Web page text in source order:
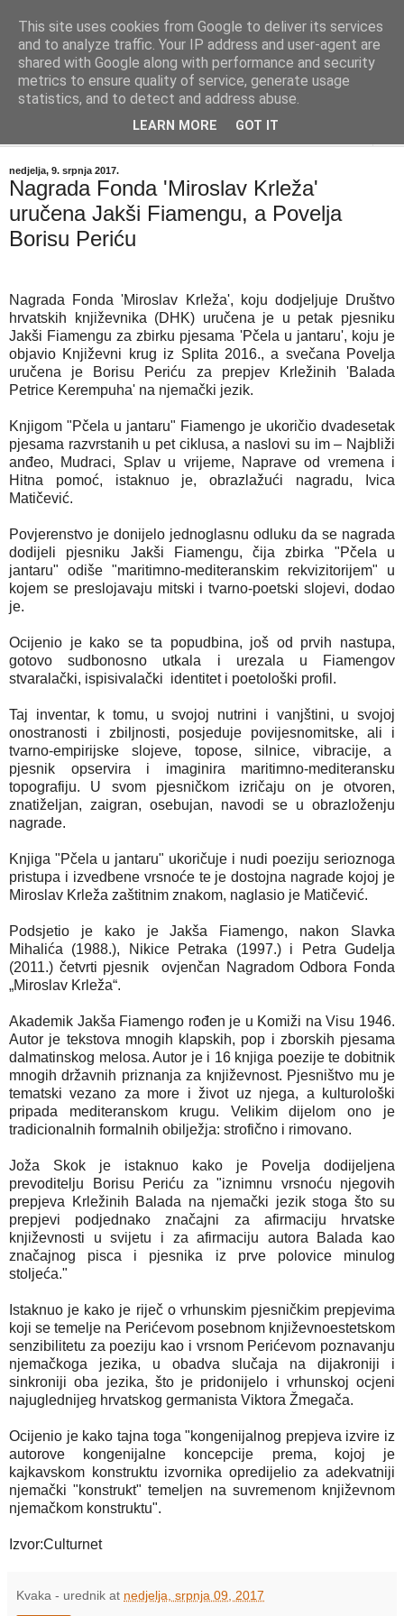
"Kvaka"
Časopis za književnost ISSN 2459-5632
nedjelja, 9. srpnja 2017.
Nagrada Fonda 'Miroslav Krleža'
uručena Jakši Fiamengu, a Povelja
Borisu Periću
Nagrada Fonda 'Miroslav Krleža', koju dodjeljuje Društvo
hrvatskih književnika (DHK) uručena je u petak pjesniku
Jakši Fiamengu za zbirku pjesama 'Pčela u jantaru', koju je
objavio Književni krug iz Splita 2016., a svečana Povelja
uručena je Borisu Periću za prepjev Krležinih 'Balada
Petrice Kerempuha' na njemački jezik.
Knjigom "Pčela u jantaru" Fiamengo je ukoričio dvadesetak
pjesama razvrstanih u pet ciklusa, a naslovi su im – Najbliži
anđeo, Mudraci, Splav u vrijeme, Naprave od vremena i
Hitna pomoć, istaknuo je, obrazlažući nagradu, Ivica
Matičević.
Povjerenstvo je donijelo jednoglasnu odluku da se nagrada
dodijeli pjesniku Jakši Fiamengu, čija zbirka "Pčela u
jantaru" odiše "maritimno-mediteranskim rekvizitorijem" u
kojem se preslojavaju mitski i tvarno-poetski slojevi, dodao
je.
Ocijenio je kako se ta popudbina, još od prvih nastupa,
gotovo sudbonosno utkala i urezala u Fiamengov
stvaralački, ispisivalački identitet i poetološki profil.
Taj inventar, k tomu, u svojoj nutrini i vanjštini, u svojoj
onostranosti i zbiljnosti, posjeduje povijesnomitske, ali i
tvarno-empirijske slojeve, topose, silnice, vibracije, a
pjesnik opservira i imaginira maritimno-mediteransku
topografiju. U svom pjesničkom izričaju on je otvoren,
znatiželjan, zaigran, osebujan, navodi se u obrazloženju
nagrade.
Knjiga "Pčela u jantaru" ukoričuje i nudi poeziju serioznoga
pristupa i izvedbene vrsnoće te je dostojna nagrade kojoj je
Miroslav Krleža zaštitnim znakom, naglasio je Matičević.
Podsjetio je kako je Jakša Fiamengo, nakon Slavka
Mihalića (1988.), Nikice Petraka (1997.) i Petra Gudelja
(2011.) četvrti pjesnik ovjenčan Nagradom Odbora Fonda
„Miroslav Krleža“.
Akademik Jakša Fiamengo rođen je u Komiži na Visu 1946.
Autor je tekstova mnogih klapskih, pop i zborskih pjesama
dalmatinskog melosa. Autor je i 16 knjiga poezije te dobitnik
mnogih državnih priznanja za književnost. Pjesništvo mu je
tematski vezano za more i život uz njega, a kulturološki
pripada mediteranskom krugu. Velikim dijelom ono je
tradicionalnih formalnih obilježja: strofično i rimovano.
Joža Skok je istaknuo kako je Povelja dodijeljena
prevoditelju Borisu Periću za "iznimnu vrsnoću njegovih
prepjeva Krležinih Balada na njemački jezik stoga što su
prepjevi podjednako značajni za afirmaciju hrvatske
književnosti u svijetu i za afirmaciju autora Balada kao
značajnog pisca i pjesnika iz prve polovice minulog
stoljeća."
Istaknuo je kako je riječ o vrhunskim pjesničkim prepjevima
koji se temelje na Perićevom posebnom književnoestetskom
senzibilitetu za poeziju kao i vrsnom Perićevom poznavanju
njemačkoga jezika, u obadva slučaja na dijakroniji i
sinkroniji oba jezika, što je pridonijelo i vrhunskoj ocjeni
najuglednijeg hrvatskog germanista Viktora Žmegača.
Ocijenio je kako tajna toga "kongenijalnog prepjeva izvire iz
autorove kongenijalne koncepcije prema, kojoj je
kajkavskom konstruktu izvornika opredijelio za adekvatniji
njemački "konstrukt" temeljen na suvremenom književnom
njemačkom konstruktu".
Izvor:Culturnet
Kvaka - urednik at nedjelja, srpnja 09, 2017
This site uses cookies from Google to deliver its services
and to analyze traffic. Your IP address and user-agent are
shared with Google along with performance and security
metrics to ensure quality of service, generate usage
statistics, and to detect and address abuse.
LEARN MORE GOT IT